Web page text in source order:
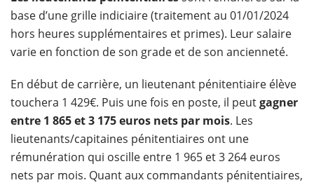
base d’une grille indiciaire (traitement au 01/01/2024
hors heures supplémentaires et primes). Leur salaire
varie en fonction de son grade et de son ancienneté.
En début de carrière, un lieutenant pénitentiaire élève
touchera 1 429€. Puis une fois en poste, il peutgagner
entre 1 865 et 3 175 euros nets par mois. Les
lieutenants/capitaines pénitentiaires ont une
rémunération qui oscille entre 1 965 et 3 264 euros
nets par mois. Quant aux commandants pénitentiaires,